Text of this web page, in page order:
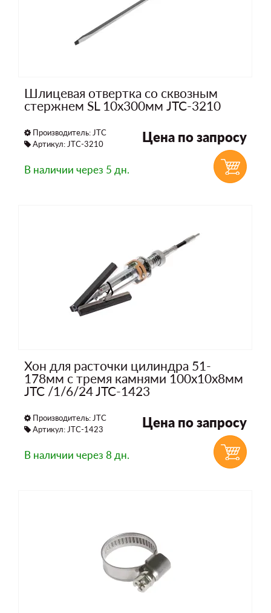
Шлицевая отвертка со сквозным
стержнем SL 10х300мм JTC-3210
Производитель: JTC
Артикул: JTC-3210
Цена по запросу
В наличии через 5 дн.
Хон для расточки цилиндра 51-
178мм с тремя камнями 100x10x8мм
JTC /1/6/24 JTC-1423
Производитель: JTC
Артикул: JTC-1423
Цена по запросу
В наличии через 8 дн.